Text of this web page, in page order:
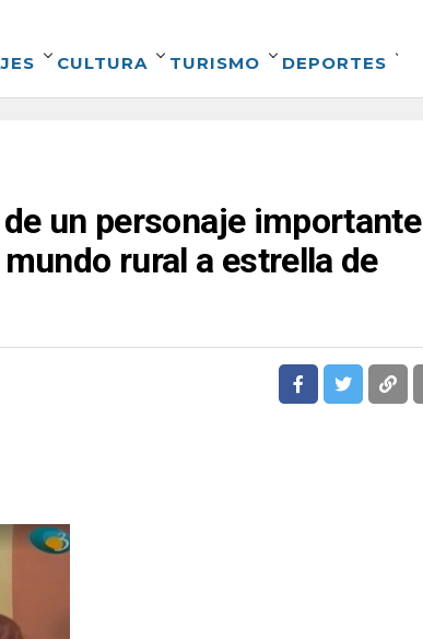
CULTURA TURISMO DEPORTES
un personaje importante
rural a estrella de